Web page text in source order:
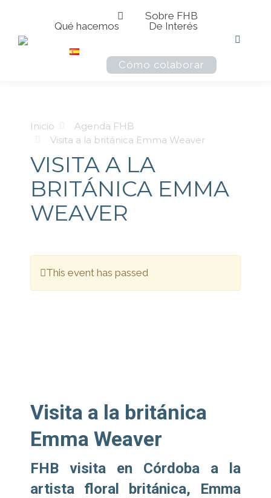
Sobre FHB
Qué hacemos
De Interés
Cómo colaborar
Buscar:
VISITA A LA
BRITÁNICA EMMA
WEAVER
Inicio
Agenda FHB
Visita a la británica Emma Weaver
This event has passed
Visita a la británica
Emma Weaver
FHB visita en Córdoba a la
artista floral británica, Emma